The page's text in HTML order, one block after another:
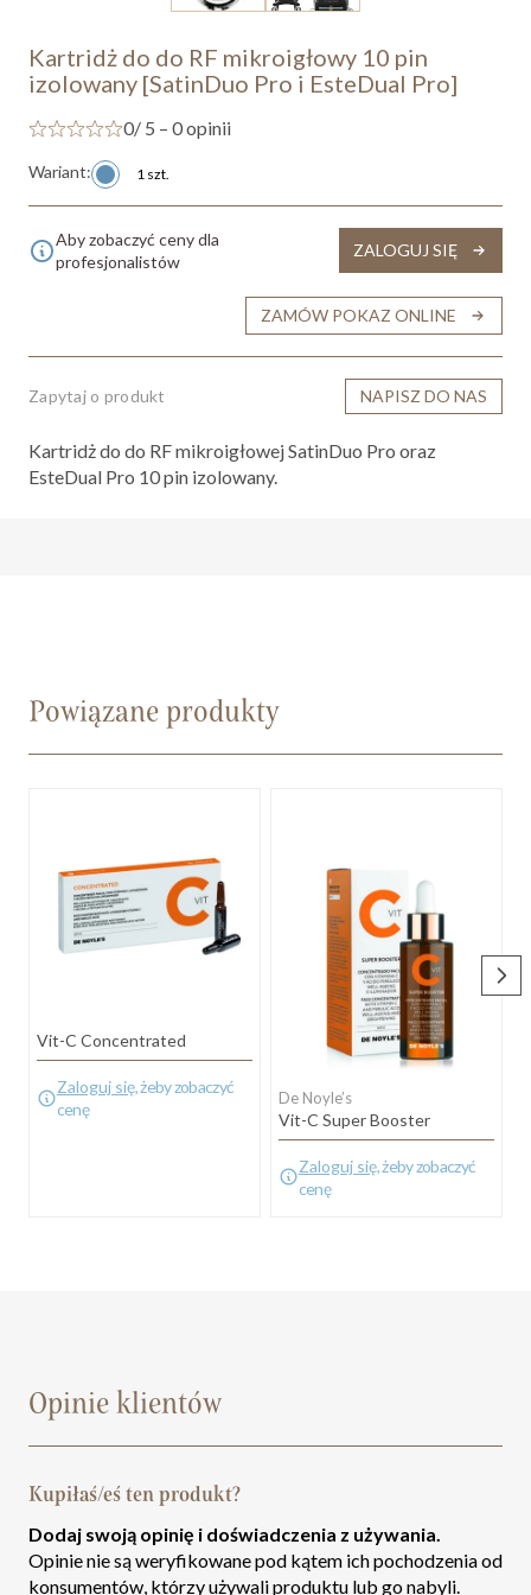
Kartridż do do RF mikroigłowy 10 pin
izolowany [SatinDuo Pro i EsteDual Pro]
0/ 5 – 0 opinii
Wariant: 1 szt.
Aby zobaczyć ceny dla
profesjonalistów
ZALOGUJ SIĘ
ZAMÓW POKAZ ONLINE
Zapytaj o produkt NAPISZ DO NAS
Kartridż do do RF mikroigłowej SatinDuo Pro oraz
EsteDual Pro 10 pin izolowany.
Powiązane produkty
Vit-C Concentrated
Zaloguj się, żeby zobaczyć
cenę
De Noyle’s
Vit-C Super Booster
Zaloguj się, żeby zobaczyć
cenę
Opinie klientów
Kupiłaś/eś ten produkt?
Dodaj swoją opinię i doświadczenia z używania.
Opinie nie są weryfikowane pod kątem ich pochodzenia od
konsumentów, którzy używali produktu lub go nabyli.